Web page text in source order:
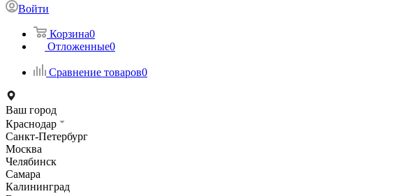
Войти
Корзина0
Отложенные0
Сравнение товаров0
Ваш город
Краснодар
Санкт-Петербург
Москва
Челябинск
Самара
Калининград